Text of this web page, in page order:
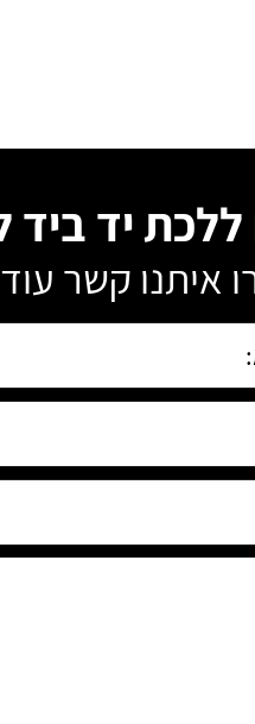
ללכת יד
איתנו קשר